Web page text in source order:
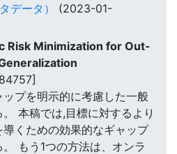
データ）
(2023-01-
Risk Minimization for Out-
ップを明示的に考慮した一般
本稿では,目標に対するより
導くための効果的なギャップ
もう1つの方法は、オンラ